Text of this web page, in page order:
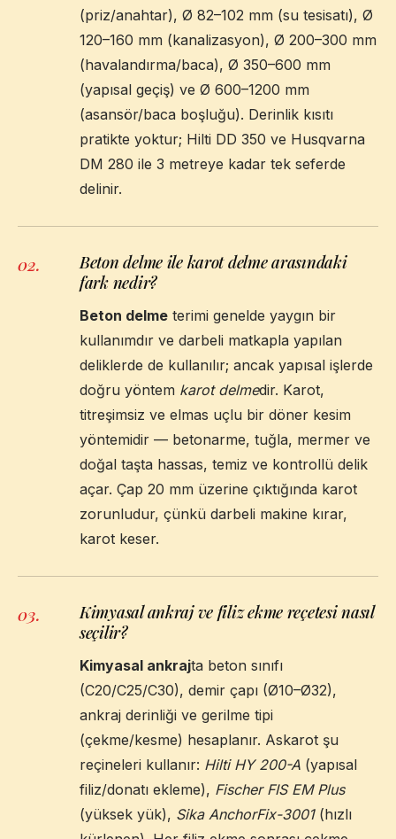
(priz/anahtar), Ø 82–102 mm (su tesisatı), Ø
120–160 mm (kanalizasyon), Ø 200–300 mm
(havalandırma/baca), Ø 350–600 mm
(yapısal geçiş) ve Ø 600–1200 mm
(asansör/baca boşluğu). Derinlik kısıtı
pratikte yoktur; Hilti DD 350 ve Husqvarna
DM 280 ile 3 metreye kadar tek seferde
delinir.
02.
Beton delme ile karot delme arasındaki
fark nedir?
Beton delme terimi genelde yaygın bir
kullanımdır ve darbeli matkapla yapılan
deliklerde de kullanılır; ancak yapısal işlerde
doğru yöntem karot delmedir. Karot,
titreşimsiz ve elmas uçlu bir döner kesim
yöntemidir — betonarme, tuğla, mermer ve
doğal taşta hassas, temiz ve kontrollü delik
açar. Çap 20 mm üzerine çıktığında karot
zorunludur, çünkü darbeli makine kırar,
karot keser.
03.
Kimyasal ankraj ve filiz ekme reçetesi nasıl
seçilir?
Kimyasal ankrajta beton sınıfı
(C20/C25/C30), demir çapı (Ø10–Ø32),
ankraj derinliği ve gerilme tipi
(çekme/kesme) hesaplanır. Askarot şu
reçineleri kullanır: Hilti HY 200-A (yapısal
filiz/donatı ekleme), Fischer FIS EM Plus
(yüksek yük), Sika AnchorFix-3001(hızlı